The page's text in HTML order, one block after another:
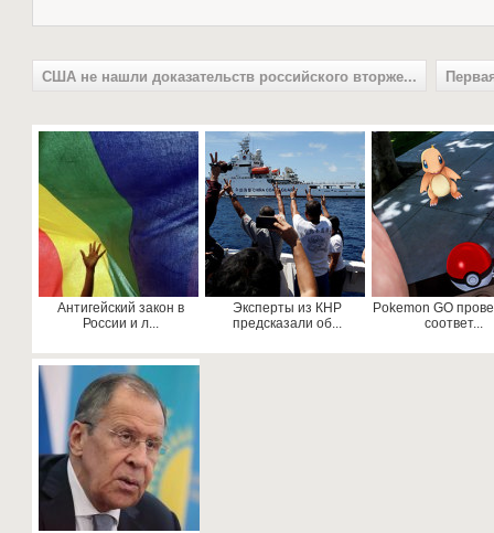
США не нашли доказательств российского вторже...
Антигейский закон в
России и л...
Эксперты из КНР
предсказали об...
Pokemon GO
соответ...